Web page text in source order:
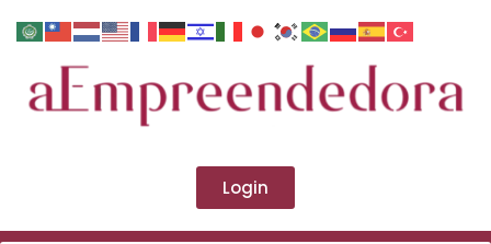
Login